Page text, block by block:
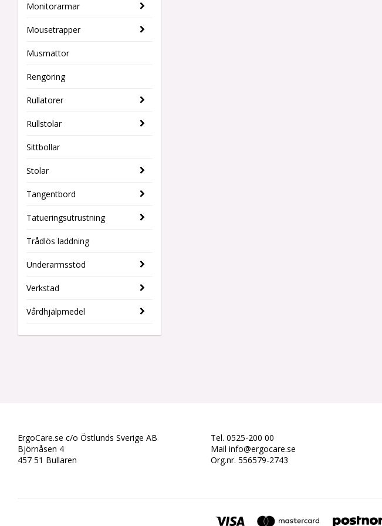
Monitorarmar
Mousetrapper
Musmattor
Rengöring
Rullatorer
Rullstolar
Sittbollar
Stolar
Tangentbord
Tatueringsutrustning
Trådlös laddning
Underarmsstöd
Verkstad
Vårdhjälpmedel
ErgoCare.se c/o Östlunds Sverige AB
Björnåsen 4
457 51 Bullaren
Tel. 0525-200 00
Mail info@ergocare.se
Org.nr. 556579-2743